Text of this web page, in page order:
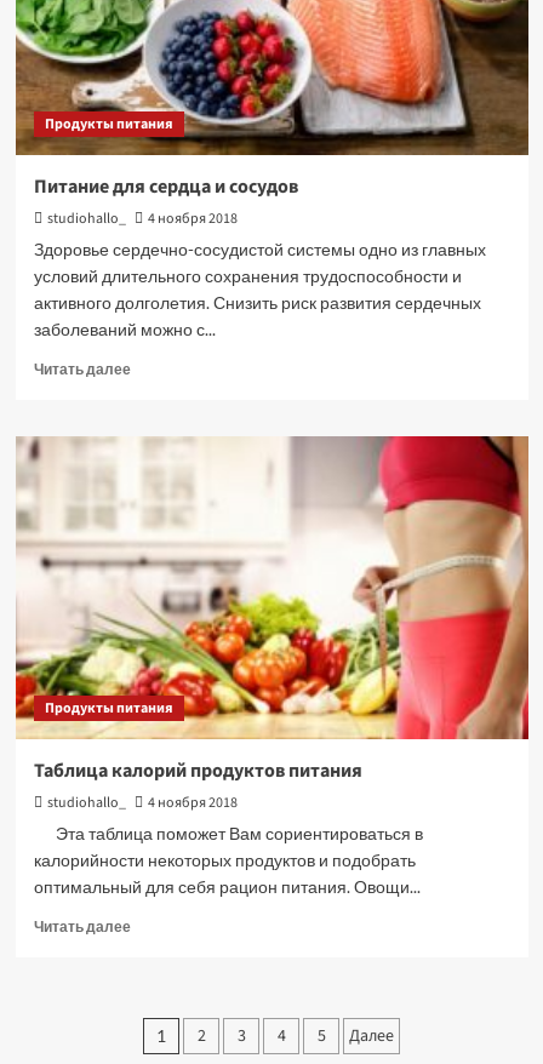
Продукты питания
Питание для сердца и сосудов
studiohallo_
4 ноября 2018
Здоровье сердечно-сосудистой системы одно из главных
условий длительного сохранения трудоспособности и
активного долголетия. Снизить риск развития сердечных
заболеваний можно с...
Читать далееПрочитать
Питание
и
сосудов
Продукты питания
Таблица калорий продуктов питания
studiohallo_
4 ноября 2018
Эта таблица поможет Вам сориентироваться в
калорийности некоторых продуктов и подобрать
оптимальный для себя рацион питания. Овощи...
Читать далееПрочитать
калорий
продуктов
Пагинация
1 2 3 4 5 Далее